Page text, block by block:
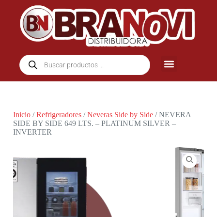
Inicio/Refrigeradores/Neveras Side by Side/ NEVERA
SIDE BY SIDE 649 LTS. – PLATINUM SILVER –
INVERTER